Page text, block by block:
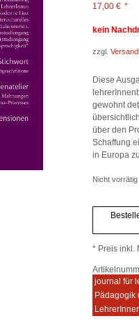
17,00 € *
kein
zzgl.
Diese
gewohnt
über den
Schaffung
in Europa
Nicht vorrätig
* Preis inkl.
journal für
Pädagogik